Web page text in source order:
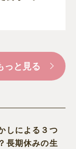
感謝の気持
っと見る
しによる３つ
長期休みの生